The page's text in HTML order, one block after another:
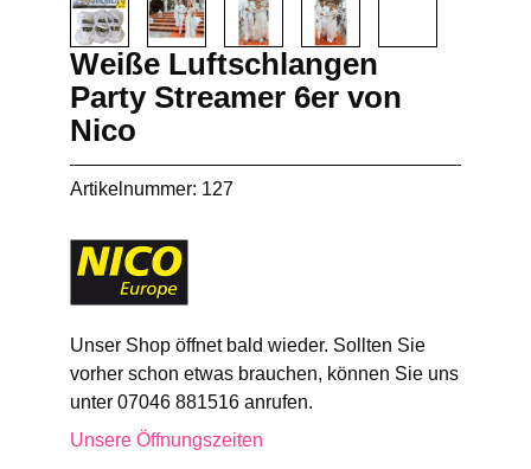
Weiße Luftschlangen
Party Streamer 6er von
Nico
Artikelnummer: 127
Unser Shop öffnet bald wieder. Sollten Sie
vorher schon etwas brauchen, können Sie uns
unter 07046 881516 anrufen.
Unsere Öffnungszeiten